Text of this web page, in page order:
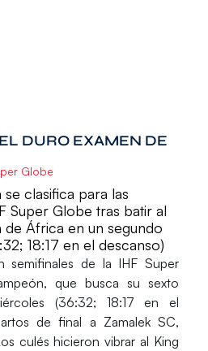
DURO EXAMEN DE
Globe
clasifica para las
Super Globe tras batir al
África en un segundo
18:17 en el descanso)
semifinales de la IHF Super
que busca su sexto
(36:32; 18:17 en el
de final a Zamalek SC,
culés hicieron vibrar al King